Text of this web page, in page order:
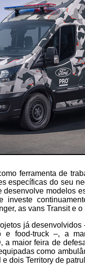
ferramenta de
específicas do seu
modelos
investe
as vans Transit e o
já
e food-truck –, a
a maior feira de
como
dois Territory de